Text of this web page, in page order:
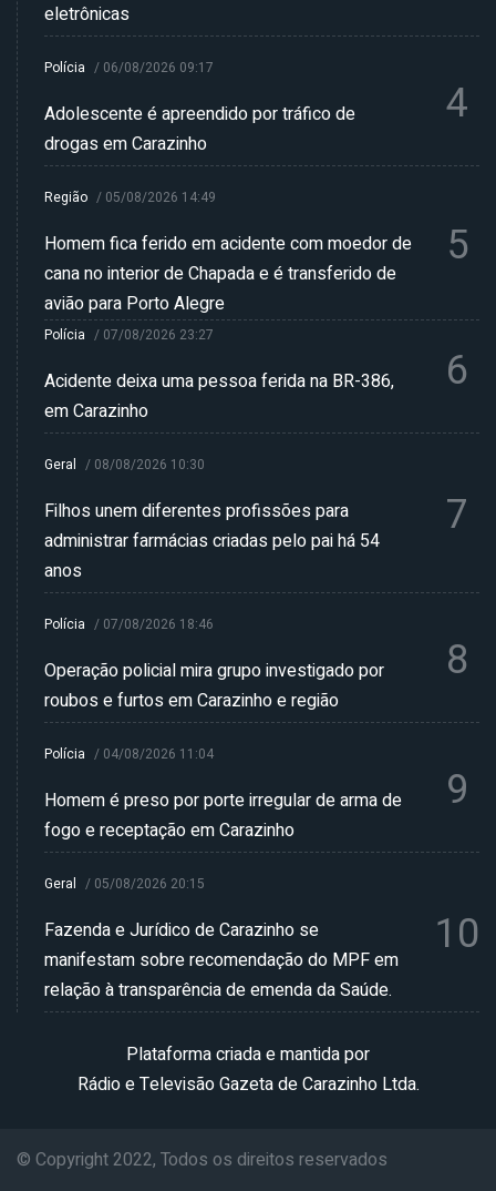
eletrônicas
Polícia / 06/08/2026 09:17
Adolescente é apreendido por tráfico de
drogas em Carazinho
4
Região / 05/08/2026 14:49
Homem fica ferido em acidente com moedor de
cana no interior de Chapada e é transferido de
avião para Porto Alegre
5
Polícia / 07/08/2026 23:27
Acidente deixa uma pessoa ferida na BR-386,
em Carazinho
6
Geral / 08/08/2026 10:30
Filhos unem diferentes profissões para
administrar farmácias criadas pelo pai há 54
anos
7
Polícia / 07/08/2026 18:46
Operação policial mira grupo investigado por
roubos e furtos em Carazinho e região
8
Polícia / 04/08/2026 11:04
Homem é preso por porte irregular de arma de
fogo e receptação em Carazinho
9
Geral / 05/08/2026 20:15
Fazenda e Jurídico de Carazinho se
manifestam sobre recomendação do MPF em
relação à transparência de emenda da Saúde.
10
Plataforma criada e mantida por
Rádio e Televisão Gazeta de Carazinho Ltda.
© Copyright 2022, Todos os direitos reservados